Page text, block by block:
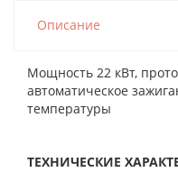
Описание
Мощность 22 кВт,
автоматическое
температуры
ТЕХНИЧЕСКИЕ